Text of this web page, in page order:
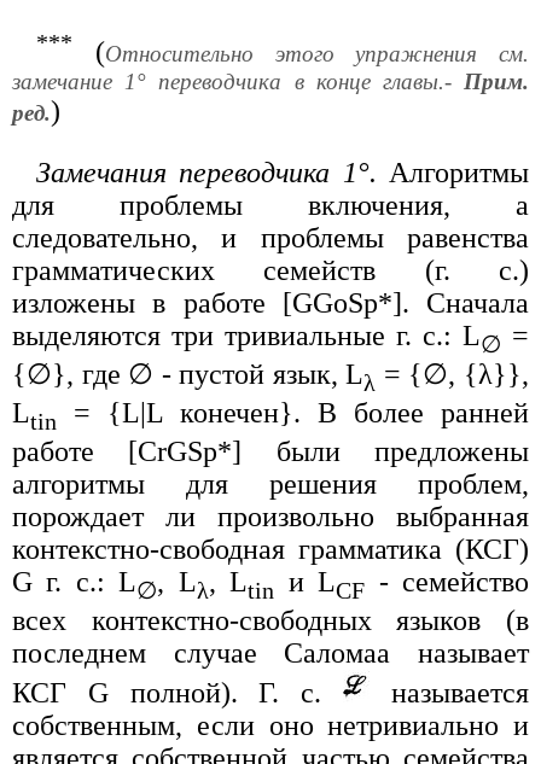
*** (Относительно этого упражнения см.
замечание 1° переводчика в конце главы.- Прим.
ред.)
Замечания переводчика 1°. Алгоритмы
для проблемы включения, а
следовательно, и проблемы равенства
грамматических семейств (г. с.)
изложены в работе [GGoSp*]. Сначала
выделяются три тривиальные г. c.: L∅ =
{∅}, где ∅ - пустой язык, Lλ = {∅, {λ}},
Ltin
= {L|L конечен}. В более ранней
работе [CrGSp*] были предложены
алгоритмы для решения проблем,
порождает ли произвольно выбранная
контекстно-свободная грамматика (КСГ)
G г. с.: L∅, Lλ, Ltin и LCF - семейство
всех контекстно-свободных языков (в
последнем случае Саломаа называет
КСГ G полной). Г. с.
называется
собственным, если оно нетривиально и
является собственной частью семейства